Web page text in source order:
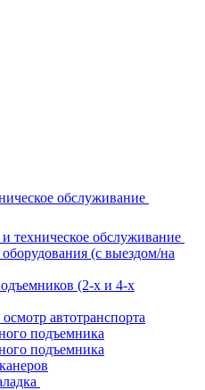
обслуживание
техническое обслуживание
(с выездом/на
(2-х и 4-х
автотранспорта
подъемника
подъемника